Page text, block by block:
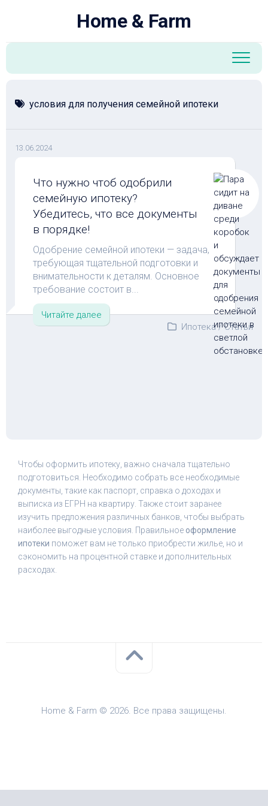
Home & Farm
условия для получения семейной ипотеки
13.06.2024
Что нужно чтоб одобрили
семейную ипотеку?
Убедитесь, что все документы
в порядке!
Одобрение семейной ипотеки — задача,
требующая тщательной подготовки и
внимательности к деталям. Основное
требование состоит в...
Читайте далее
Ипотека/Статьи
Чтобы оформить ипотеку, важно сначала тщательно
подготовиться. Необходимо собрать все необходимые
документы, такие как паспорт, справка о доходах и
выписка из ЕГРН на квартиру. Также стоит заранее
изучить предложения различных банков, чтобы выбрать
наиболее выгодные условия. Правильное оформление
ипотеки поможет вам не только приобрести жилье, но и
сэкономить на процентной ставке и дополнительных
расходах.
Home & Farm © 2026. Все права защищены.